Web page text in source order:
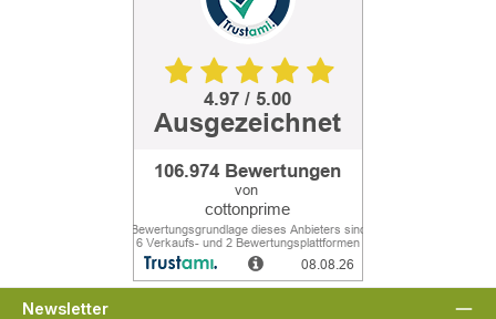
Newsletter